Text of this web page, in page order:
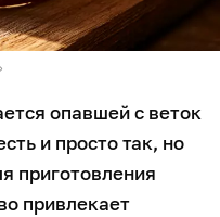
опавшей с веток
и просто так, но
приготовления
привлекает